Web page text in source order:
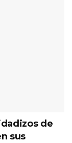
de
sus